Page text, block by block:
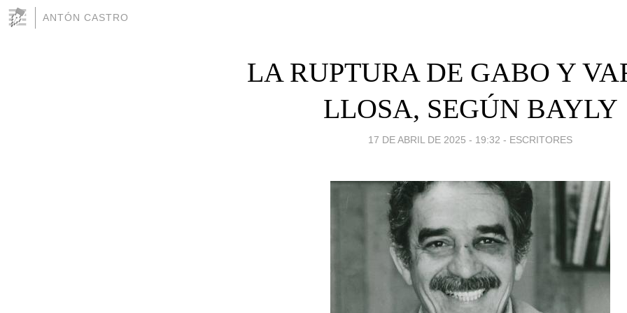
ANTÓN CASTRO
LA RUPTURA DE GABO Y
LLOSA, SEGÚN BAYLY
17 DE ABRIL DE 2025 - 19:32 - ESCRITORES